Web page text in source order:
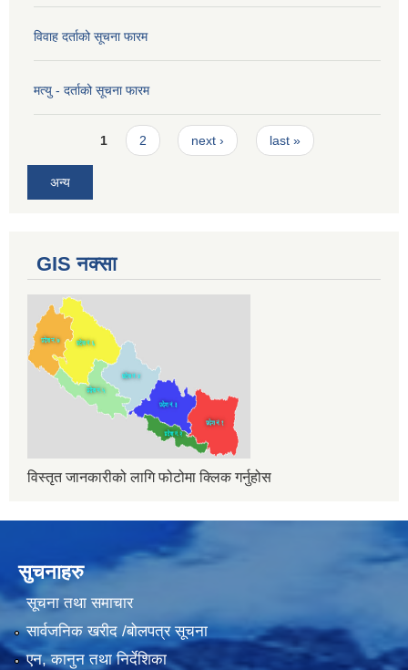
विवाह दर्ताको सूचना फारम
मत्यु - दर्ताको सूचना फारम
Pages1 2 next › last »
अन्य
GIS नक्सा
विस्तृत जानकारीको लागि फोटोमा क्लिक गर्नुहोस
सुचनाहरु
सूचना तथा समाचार
सार्वजनिक खरीद /बोलपत्र सूचना
एन, कानुन तथा निर्देशिका